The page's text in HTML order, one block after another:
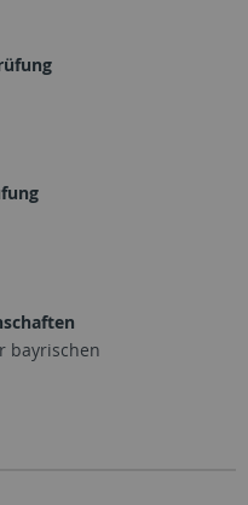
bayrischen